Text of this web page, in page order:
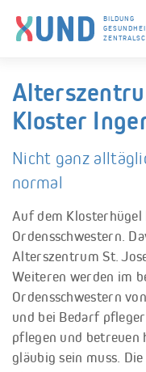
BILDUNG
Kloster
Nicht ganz
normal
Auf dem
Ordensschwestern.
Alterszentrum St.
Weiteren werden im
Ordensschwestern
und bei Bedarf
pflegen und betreuen
gläubig sein muss.